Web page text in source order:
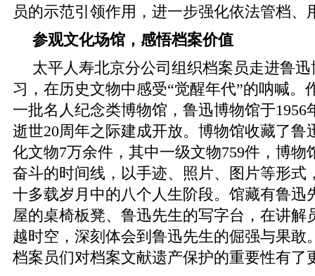
员的示范引领作用，进一步强化依法管档、
参观文化场馆，感悟档案价值
太平人寿北京分公司组织档案员走进鲁
习，在历史文物中感受“觉醒年代”的呐喊。
一批名人纪念类博物馆，鲁迅博物馆于1956
逝世20周年之际建成开放。博物馆收藏了鲁
化文物7万余件，其中一级文物759件，博物
奋斗的时间线，以手迹、照片、图片等形式
十多载岁月中的八个人生阶段。馆藏有鲁迅
屋的桌椅板凳、鲁迅先生的写字台，在讲解
越时空，深刻体会到鲁迅先生的倔强与果敢
档案员们对档案文献遗产保护的重要性有了